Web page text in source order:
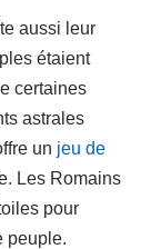
aussi leur
étaient
certaines
astrales
un jeu de
Les Romains
pour
peuple.